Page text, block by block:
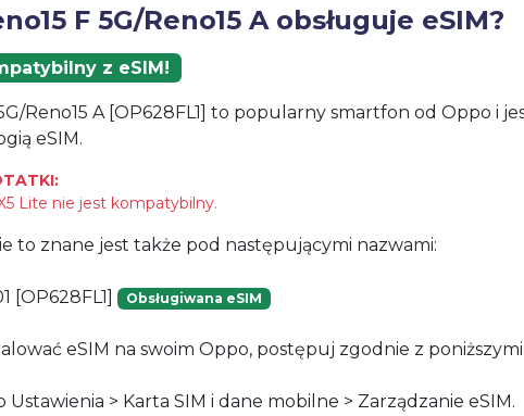
F 5G/Reno15 A obsługuje eSIM?
z eSIM!
Reno15 A [OP628FL1] to popularny smartfon od Oppo i
eSIM.
Lite nie jest kompatybilny.
to znane jest także pod następującymi nazwami:
[OP628FL1] Obsługiwana eSIM
eSIM na swoim Oppo, postępuj zgodnie z
Ustawienia > Karta SIM i dane mobilne > Zarządzanie eSIM.